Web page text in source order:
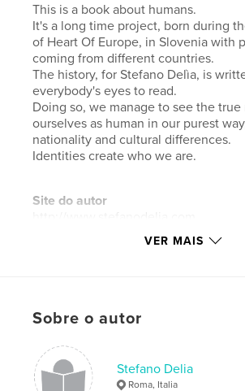
This is a book about humans.
It's a long time project, born during
of Heart Of Europe, in Slovenia with
coming from different countries.
The history, for Stefano Delìa, is
everybody's eyes to read.
Doing so, we manage to see the
ourselves as human in our purest
nationality and cultural differences.
Identities create who we are.
Site do autor
Opção de projeto:Papel carta, 22×28
Data de publicação:
Idioma
English
VER MAIS
Sobre o autor
Stefano Delia
Roma, Italia